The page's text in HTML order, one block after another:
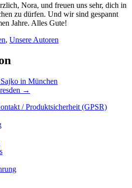
Nora, und freuen uns sehr, dich in
zu dürfen. Und wir sind gespannt
Jahre. Alles Gute!
, Unsere Autoren
in München
→
/ Produktsicherheit (GPSR)